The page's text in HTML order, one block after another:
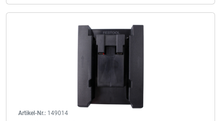
Artikel-Nr.: 149014